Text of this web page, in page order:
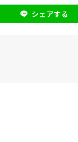
シェアする